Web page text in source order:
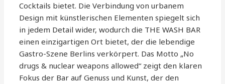
Cocktails bietet. Die Verbindung von urbanem
Design mit künstlerischen Elementen spiegelt sich
in jedem Detail wider, wodurch die THE WASH BAR
einen einzigartigen Ort bietet, der die lebendige
Gastro-Szene Berlins verkörpert. Das Motto „No
drugs & nuclear weapons allowed“ zeigt den klaren
Fokus der Bar auf Genuss und Kunst, der den